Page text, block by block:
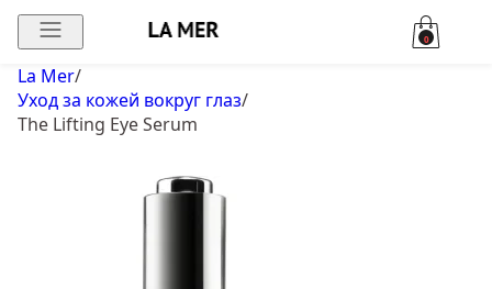
0
La Mer/
Уход за кожей вокруг глаз/
The Lifting Eye Serum